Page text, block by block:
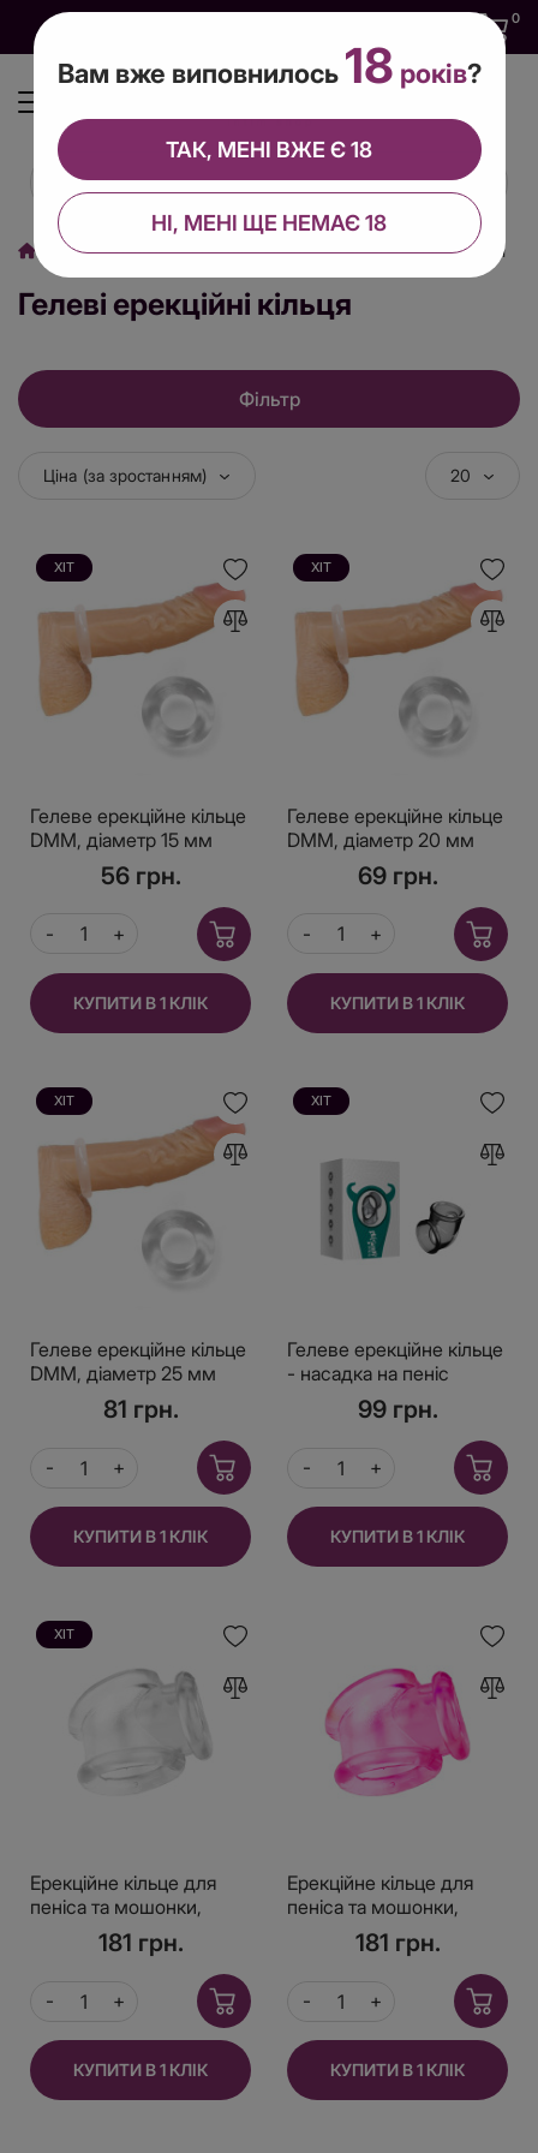
0
Секс іграшки Ерекційні кільця Гелеві ерекційні кільця
Гелеві ерекційні кільця
Фільтр
Ціна (за зростанням) 20
ХІТ
Гелеве ерекційне кільце
DMM, діаметр 15 мм
56 грн.
КУПИТИ В 1 КЛІК
ХІТ
Гелеве ерекційне кільце
DMM, діаметр 20 мм
69 грн.
КУПИТИ В 1 КЛІК
ХІТ
Гелеве ерекційне кільце
DMM, діаметр 25 мм
81 грн.
КУПИТИ В 1 КЛІК
ХІТ
Гелеве ерекційне кільце
- насадка на пеніс
99 грн.
КУПИТИ В 1 КЛІК
ХІТ
Ерекційне кільце для
пеніса та мошонки,
прозорий.181 грн.
КУПИТИ В 1 КЛІК
Ерекційне кільце для
пеніса та мошонки,
Рожевий.181 грн.
КУПИТИ В 1 КЛІК
Вам вже виповнилось 18 років?
НІ, МЕНІ ЩЕ НЕМАЄ 18
ТАК, МЕНІ ВЖЕ Є 18